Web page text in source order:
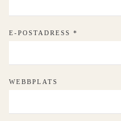
E-POSTADRESS *
WEBBPLATS